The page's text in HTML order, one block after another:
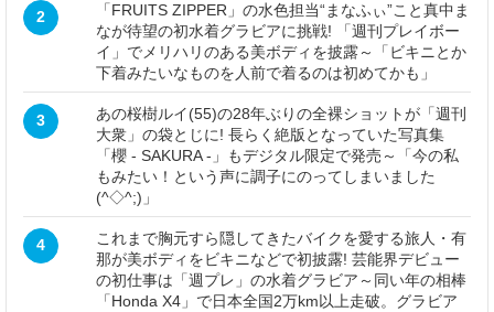
2
「FRUITS ZIPPER」の水色担当“まなふぃ”こと真中ま
なが待望の初水着グラビアに挑戦! 「週刊プレイボー
イ」でメリハリのある美ボディを披露～「ビキニとか
下着みたいなものを人前で着るのは初めてかも」
3
あの桜樹ルイ(55)の28年ぶりの全裸ショットが「週刊
大衆」の袋とじに! 長らく絶版となっていた写真集
「櫻 - SAKURA -」もデジタル限定で発売～「今の私
もみたい！という声に調子にのってしまいました
(^◇^;)」
4
これまで胸元すら隠してきたバイクを愛する旅人・有
那が美ボディをビキニなどで初披露! 芸能界デビュー
の初仕事は「週プレ」の水着グラビア～同い年の相棒
「Honda X4」で日本全国2万km以上走破。グラビア